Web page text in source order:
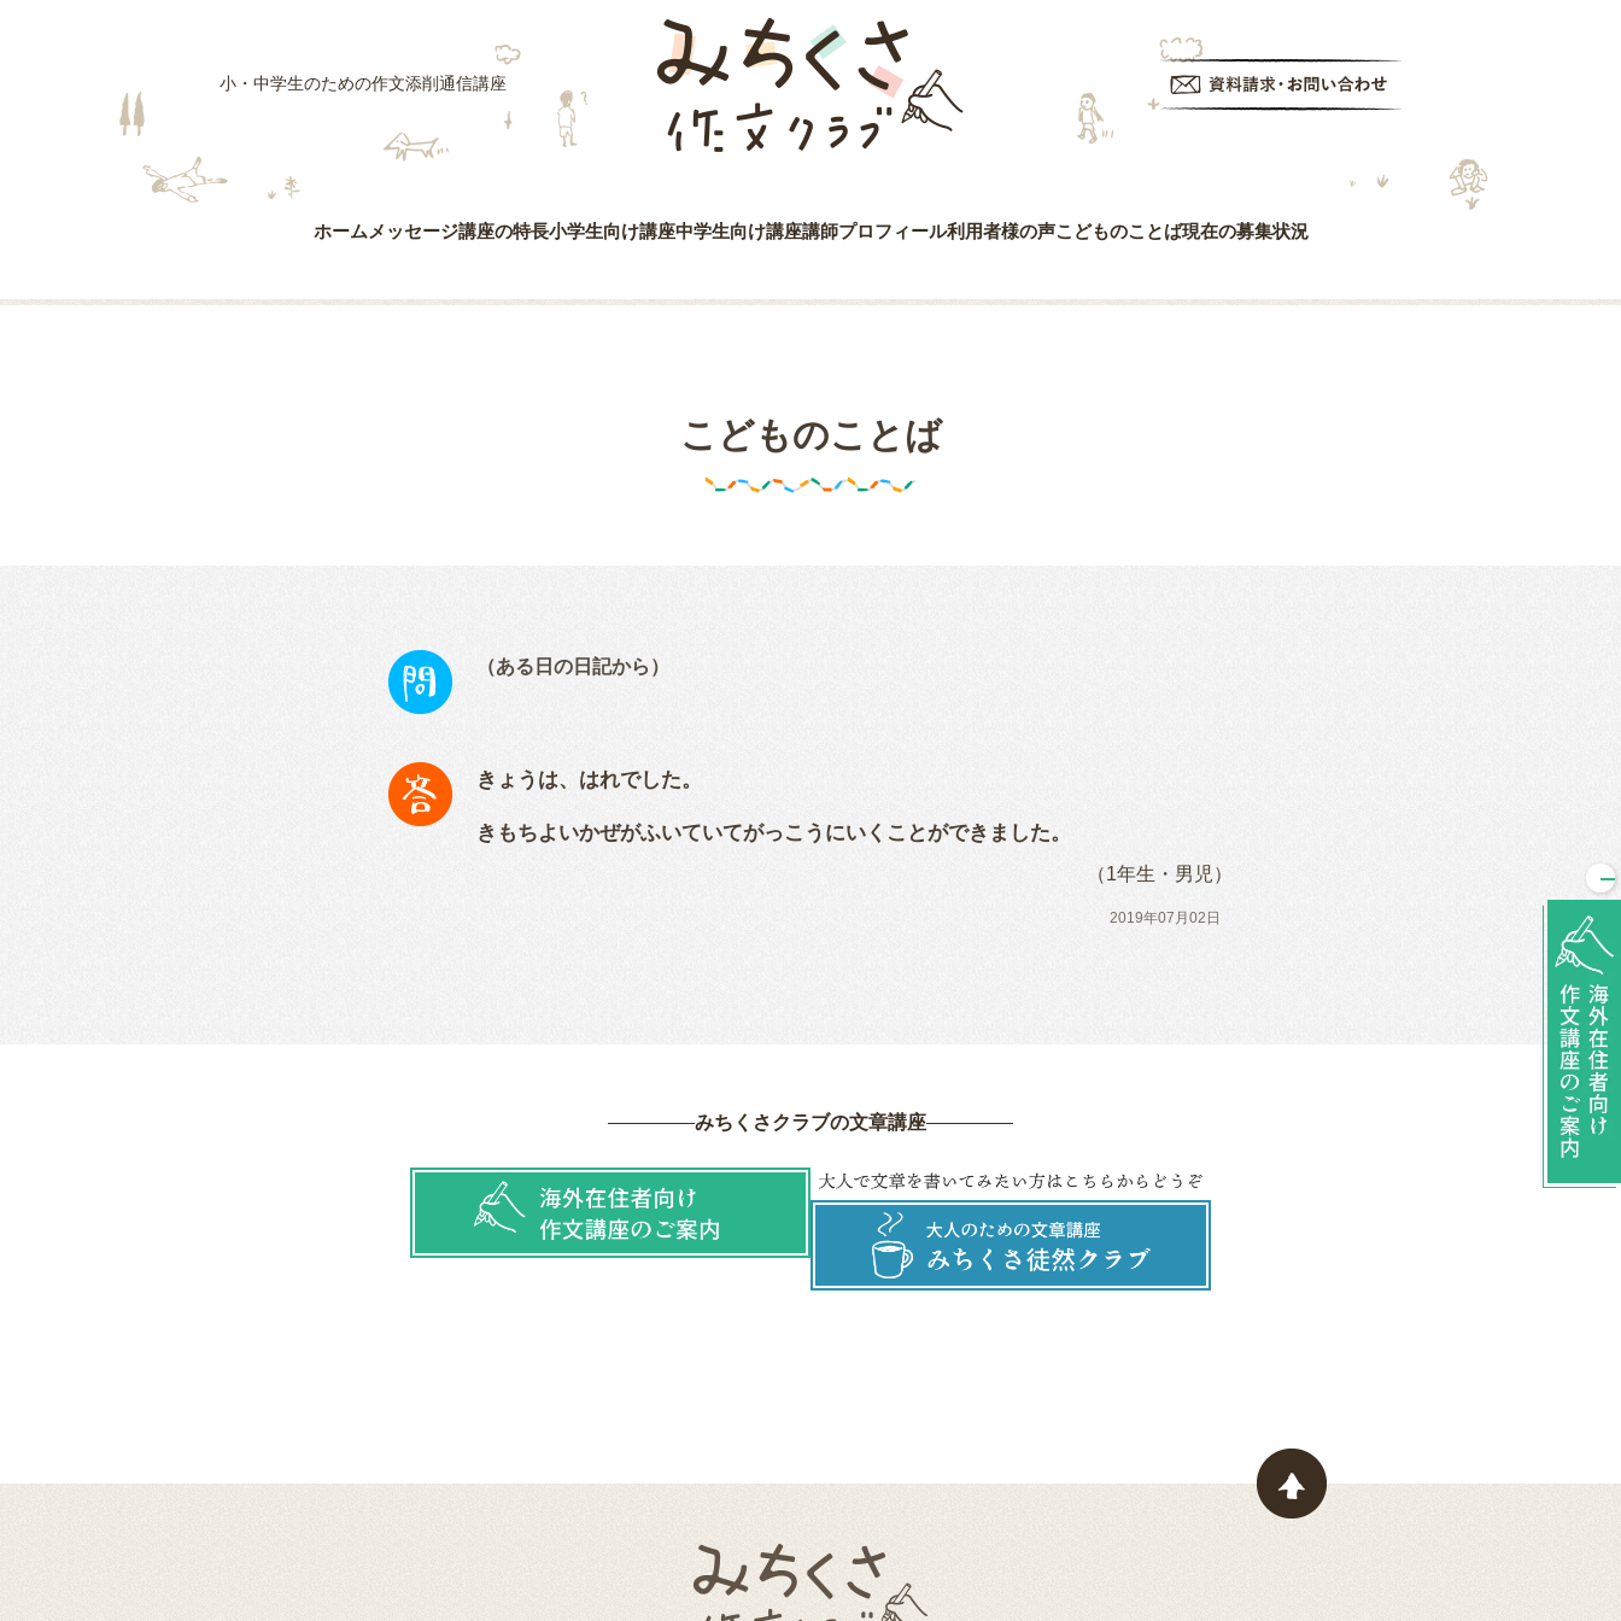
小・中学生のための作文添削通信講座
ホーム メッセージ講座の特長小学生向け講座中学生向け講座講師プロフィール利用者様の声こどものことば現在の募集状況
こどものことば
（ある日の日記から）
きょうは、はれでした。
きもちよいかぜがふいていてがっこうにいくことができました。
（1年生・男児）
2019年07月02日
みちくさクラブの文章講座